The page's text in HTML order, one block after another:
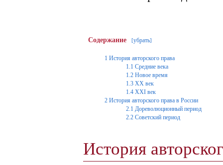
Содержание [убрать]
1 История авторского права
1.1 Средние века
1.2 Новое время
1.3 XX век
1.4 XXI век
2 История авторского права в России
2.1 Дореволюционный период
2.2 Советский период
История